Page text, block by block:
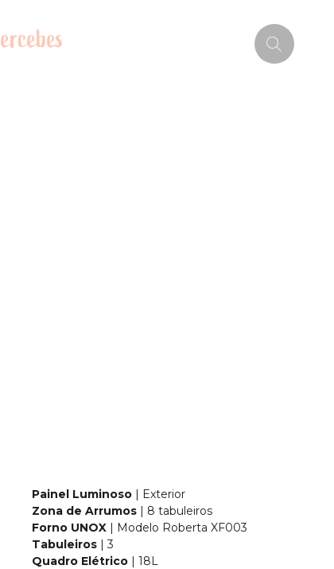
Painel Luminoso | Exterior
Zona de Arrumos | 8 tabuleiros
Forno UNOX | Modelo Roberta XF003
Tabuleiros | 3
Quadro Elétrico | 18L